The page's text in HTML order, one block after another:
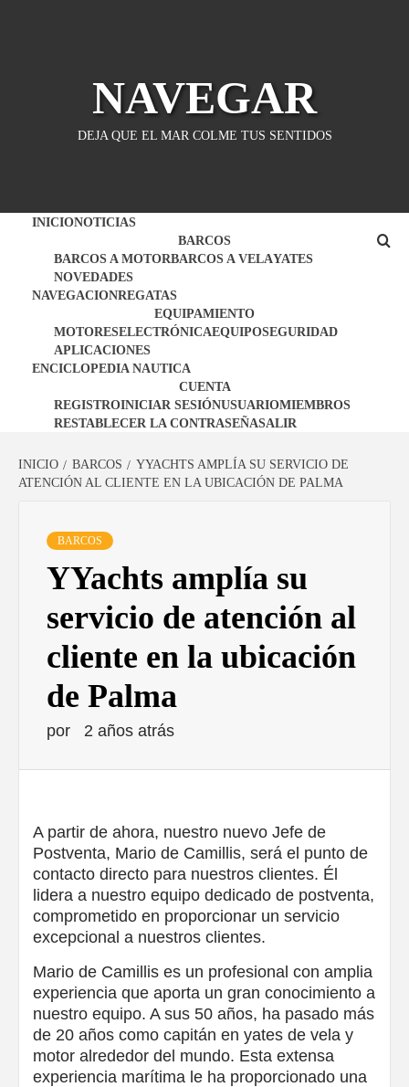
NAVEGAR
DEJA QUE EL MAR COLME TUS SENTIDOS
INICIONOTICIAS
BARCOS
BARCOS A MOTORBARCOS A VELAYATES
NOVEDADES
NAVEGACIONREGATAS
EQUIPAMIENTO
MOTORESELECTRÓNICAEQUIPOSEGURIDAD
APLICACIONES
ENCICLOPEDIA NAUTICA
CUENTA
REGISTROINICIAR SESIÓNUSUARIOMIEMBROS
RESTABLECER LA CONTRASEÑASALIR
INICIO BARCOS
YYACHTS AMPLÍA SU SERVICIO DE
ATENCIÓN AL CLIENTE EN LA UBICACIÓN DE PALMA
BARCOS
YYachts amplía su
servicio de atención al
cliente en la ubicación
de Palma
por 2 años atrás
A partir de ahora, nuestro nuevo Jefe de
Postventa, Mario de Camillis, será el punto de
contacto directo para nuestros clientes. Él
lidera a nuestro equipo dedicado de postventa,
comprometido en proporcionar un servicio
excepcional a nuestros clientes.
Mario de Camillis es un profesional con amplia
experiencia que aporta un gran conocimiento a
nuestro equipo. A sus 50 años, ha pasado más
de 20 años como capitán en yates de vela y
motor alrededor del mundo. Esta extensa
experiencia marítima le ha proporcionado una